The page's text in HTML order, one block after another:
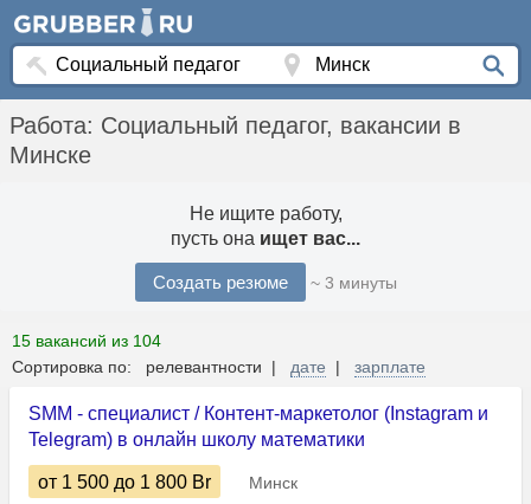
Работа: Социальный педагог, вакансии в
Минске
Не ищите работу,
пусть она ищет вас...
Создать резюме ~ 3 минуты
15 вакансий из 104
Сортировка по: релевантности | дате | зарплате
SMM - специалист / Контент-маркетолог (Instagram и
Telegram) в онлайн школу математики
от 1 500 до 1 800 Br
Минск